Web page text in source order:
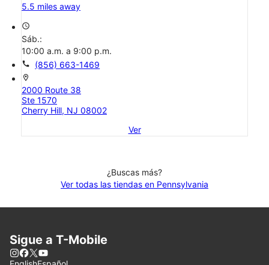
5.5 miles away
access_time
Sáb.:
10:00 a.m. a 9:00 p.m.
call (856) 663-1469
location_on
2000 Route 38
Ste 1570
Cherry Hill, NJ 08002
Ver
¿Buscas más?
Ver todas las tiendas en Pennsylvania